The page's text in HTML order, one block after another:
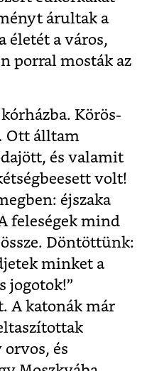
árultak a
életét a város,
porral mosták az
Körös-
Ott álltam
és valamit
volt!
éjszaka
feleségek mind
Döntöttünk:
minket a
jogotok!”
A katonák már
és